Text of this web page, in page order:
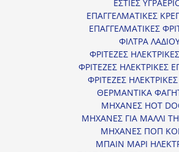
ΕΣΤΙΕΣ
ΕΠΑΓΓΕΛΜΑΤΙΚΕΣ
ΕΠΑΓΓΕΛΜΑΤΙΚΕΣ
ΦΙΛΤΡΑ
ΦΡΙΤΕΖΕΣ
ΦΡΙΤΕΖΕΣ ΗΛΕΚΤΡΙΚΕΣ
ΦΡΙΤΕΖΕΣ
ΘΕΡΜΑΝΤΙΚΑ
ΜΗΧΑΝΕΣ HOT
ΜΗΧΑΝΕΣ ΓΙΑ ΜΑΛΛΙ
ΜΗΧΑΝΕΣ ΠΟΠ
ΜΠΑΙΝ ΜΑΡΙ